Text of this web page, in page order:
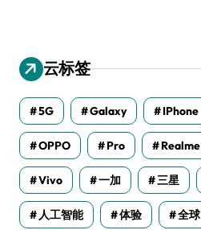
云标签
5G Galaxy IPhone
OPPO Pro Realme
Vivo 一加 三星
人工智能 体验 全球